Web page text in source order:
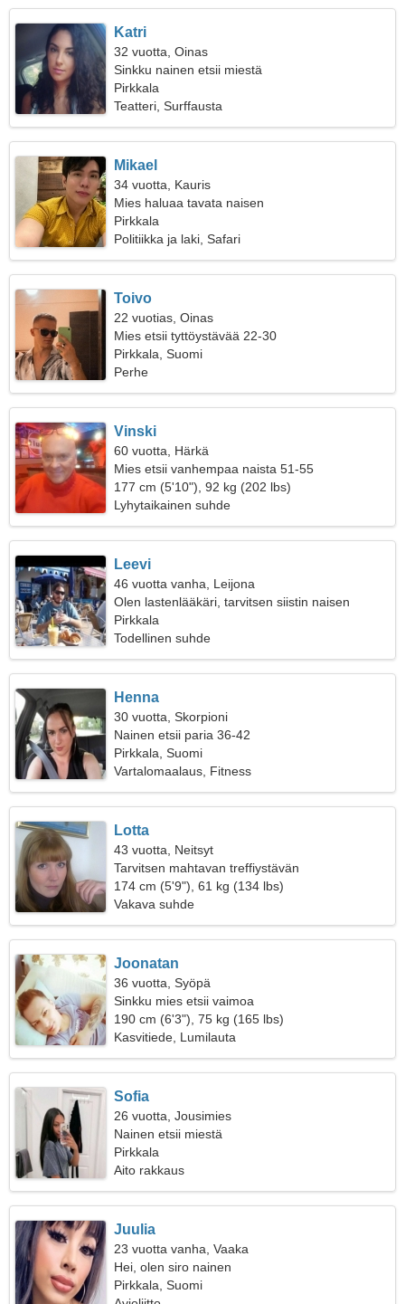
Katri
32 vuotta, Oinas
Sinkku nainen etsii miestä
Pirkkala
Teatteri, Surffausta
Mikael
34 vuotta, Kauris
Mies haluaa tavata naisen
Pirkkala
Politiikka ja laki, Safari
Toivo
22 vuotias, Oinas
Mies etsii tyttöystävää 22-30
Pirkkala, Suomi
Perhe
Vinski
60 vuotta, Härkä
Mies etsii vanhempaa naista 51-55
177 cm (5'10"), 92 kg (202 lbs)
Lyhytaikainen suhde
Leevi
46 vuotta vanha, Leijona
Olen lastenlääkäri, tarvitsen siistin naisen
Pirkkala
Todellinen suhde
Henna
30 vuotta, Skorpioni
Nainen etsii paria 36-42
Pirkkala, Suomi
Vartalomaalaus, Fitness
Lotta
43 vuotta, Neitsyt
Tarvitsen mahtavan treffiystävän
174 cm (5'9"), 61 kg (134 lbs)
Vakava suhde
Joonatan
36 vuotta, Syöpä
Sinkku mies etsii vaimoa
190 cm (6'3"), 75 kg (165 lbs)
Kasvitiede, Lumilauta
Sofia
26 vuotta, Jousimies
Nainen etsii miestä
Pirkkala
Aito rakkaus
Juulia
23 vuotta vanha, Vaaka
Hei, olen siro nainen
Pirkkala, Suomi